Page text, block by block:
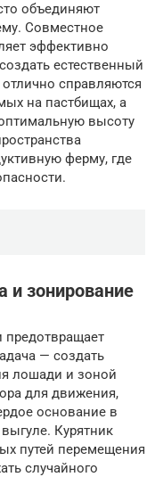
объединяют
Совместное
эффективно
естественный
справляются
на пастбищах, а
высоту
ферму, где
и зонирование
предотвращает
— создать
лошади и зоной
для движения,
основание в
Курятник
путей перемещения
случайного